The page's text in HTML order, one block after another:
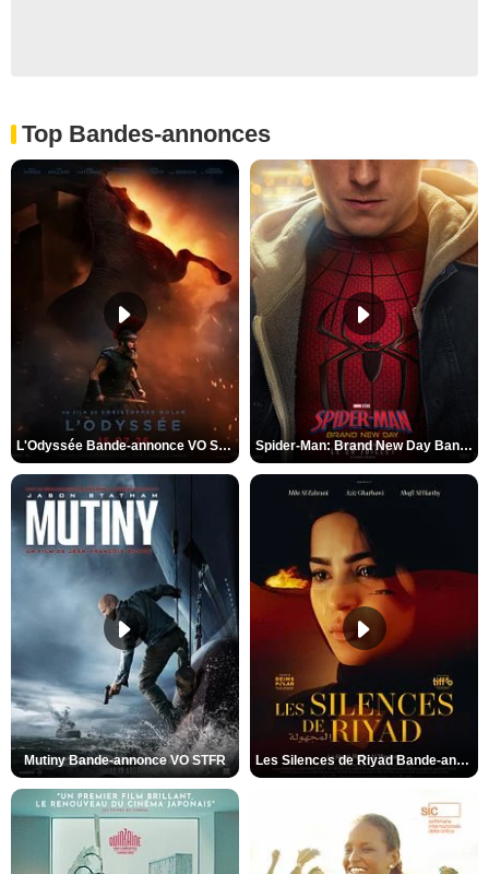
Top Bandes-annonces
L'Odyssée Bande-annonce VO STFR Spider-Man: Brand New Day Bande-annonce VO STFR
Mutiny Bande-annonce VO STFR Les Silences de Riyad Bande-annonce VO STFR